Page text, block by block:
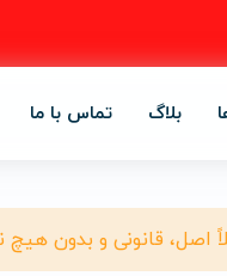
بلاگ تماس با ما
اصل، قانونی و بدون